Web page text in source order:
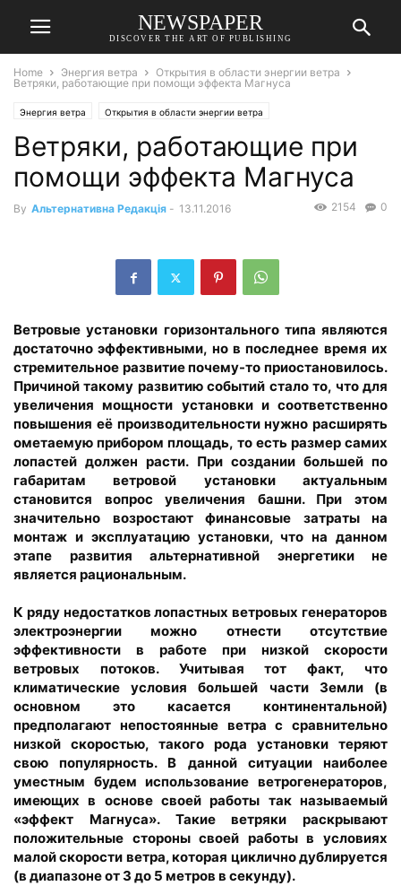
NEWSPAPER
DISCOVER THE ART OF PUBLISHING
Home Энергия ветра
Открытия в области энергии ветра
Ветряки, работающие при помощи эффекта Магнуса
Энергия ветра Открытия в области энергии ветра
Ветряки, работающие при
помощи эффекта Магнуса
By Альтернативна Редакція - 13.11.2016 0
2154
Ветровые установки горизонтального типа являются
достаточно эффективными, но в последнее время их
стремительное развитие почему-то приостановилось.
Причиной такому развитию событий стало то, что для
увеличения мощности установки и соответственно
повышения её производительности нужно расширять
ометаемую прибором площадь, то есть размер самих
лопастей должен расти. При создании большей по
габаритам ветровой установки актуальным
становится вопрос увеличения башни. При этом
значительно возростают финансовые затраты на
монтаж и эксплуатацию установки, что на данном
этапе развития альтернативной энергетики не
является рациональным.
К ряду недостатков лопастных ветровых генераторов
электроэнергии можно отнести отсутствие
эффективности в работе при низкой скорости
ветровых потоков. Учитывая тот факт, что
климатические условия большей части Земли (в
основном это касается континентальной)
предполагают непостоянные ветра с сравнительно
низкой скоростью, такого рода установки теряют
свою популярность. В данной ситуации наиболее
уместным будем использование ветрогенераторов,
имеющих в основе своей работы так называемый
«эффект Магнуса». Такие ветряки раскрывают
положительные стороны своей работы в условиях
малой скорости ветра, которая циклично дублируется
(в диапазоне от 3 до 5 метров в секунду).